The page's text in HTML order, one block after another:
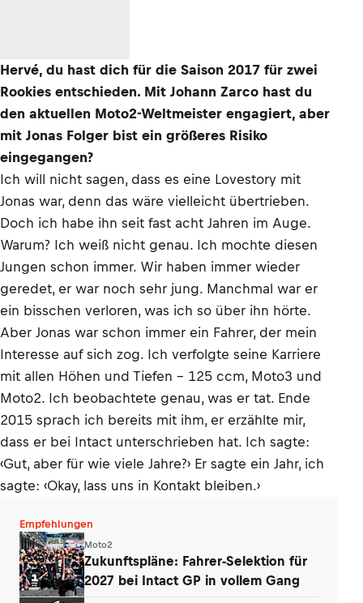
Hervé, du hast dich für die Saison 2017 für zwei
Rookies entschieden. Mit Johann Zarco hast du
den aktuellen Moto2-Weltmeister engagiert, aber
mit Jonas Folger bist ein größeres Risiko
eingegangen?
Ich will nicht sagen, dass es eine Lovestory mit
Jonas war, denn das wäre vielleicht übertrieben.
Doch ich habe ihn seit fast acht Jahren im Auge.
Warum? Ich weiß nicht genau. Ich mochte diesen
Jungen schon immer. Wir haben immer wieder
geredet, er war noch sehr jung. Manchmal war er
ein bisschen verloren, was ich so über ihn hörte.
Aber Jonas war schon immer ein Fahrer, der mein
Interesse auf sich zog. Ich verfolgte seine Karriere
mit allen Höhen und Tiefen – 125 ccm, Moto3 und
Moto2. Ich beobachtete genau, was er tat. Ende
2015 sprach ich bereits mit ihm, er erzählte mir,
dass er bei Intact unterschrieben hat. Ich sagte:
‹Gut, aber für wie viele Jahre?› Er sagte ein Jahr, ich
sagte: ‹Okay, lass uns in Kontakt bleiben.›
Empfehlungen
Moto2
Zukunftspläne: Fahrer-Selektion für
2027 bei Intact GP in vollem Gang